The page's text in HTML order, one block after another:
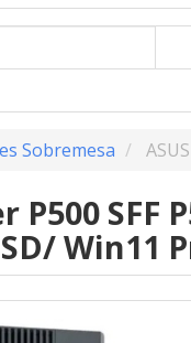
Sobremesa
SFF
Win11